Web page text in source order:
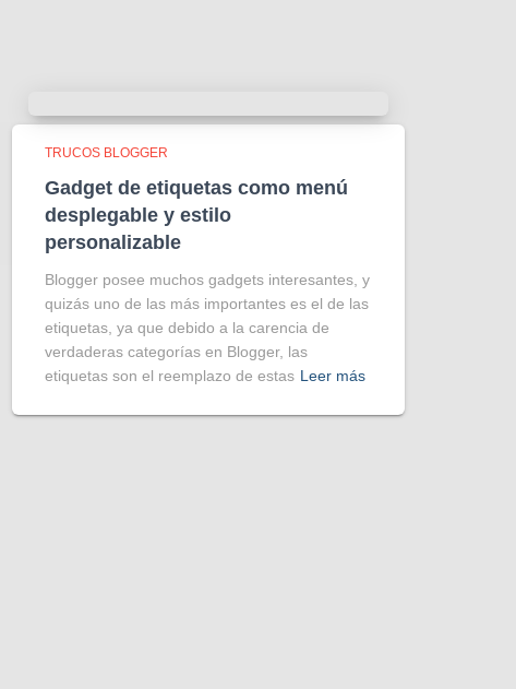
TRUCOS BLOGGER
Gadget de etiquetas como menú
desplegable y estilo
personalizable
Blogger posee muchos gadgets interesantes, y
quizás uno de las más importantes es el de las
etiquetas, ya que debido a la carencia de
verdaderas categorías en Blogger, las
etiquetas son el reemplazo de estas Leer más